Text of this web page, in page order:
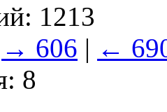
1213
→ 606 | ←
8